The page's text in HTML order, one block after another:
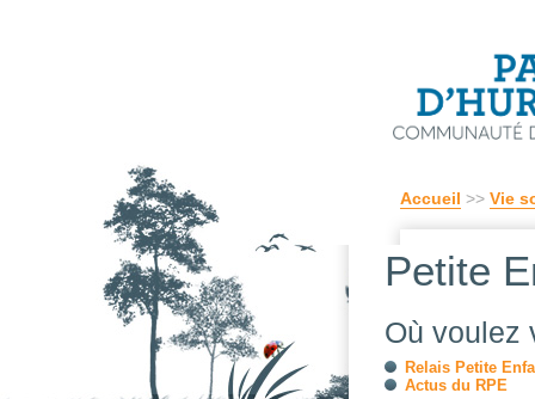
Accueil >> Vie
Petite
Où voulez
Relais Petite
Actus du RPE